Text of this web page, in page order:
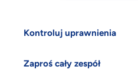
Kontroluj uprawnienia
Zaproś cały zespół